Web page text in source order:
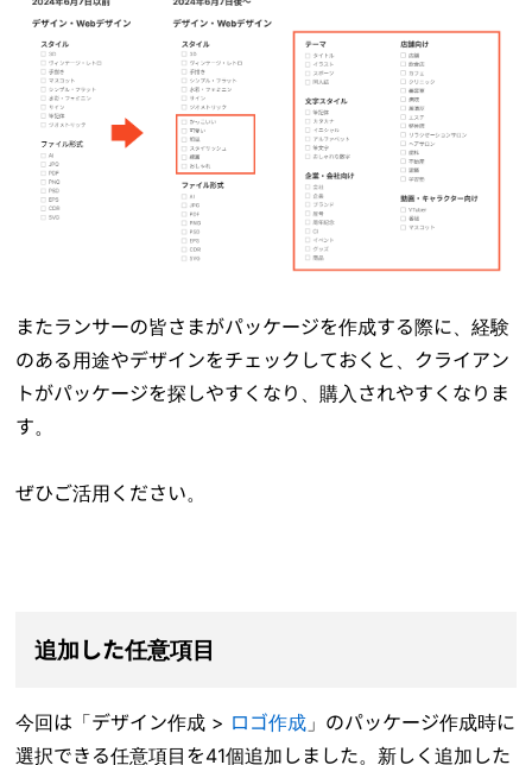
またランサーの皆さまがパッケージを作成する際に、経験
のある用途やデザインをチェックしておくと、クライアン
トがパッケージを探しやすくなり、購入されやすくなりま
す。
ぜひご活用ください。
追加した任意項目
今回は「デザイン作成 > ロゴ作成 」のパッケージ作成時に
選択できる任意項目 を41個追加しました。新しく追加した